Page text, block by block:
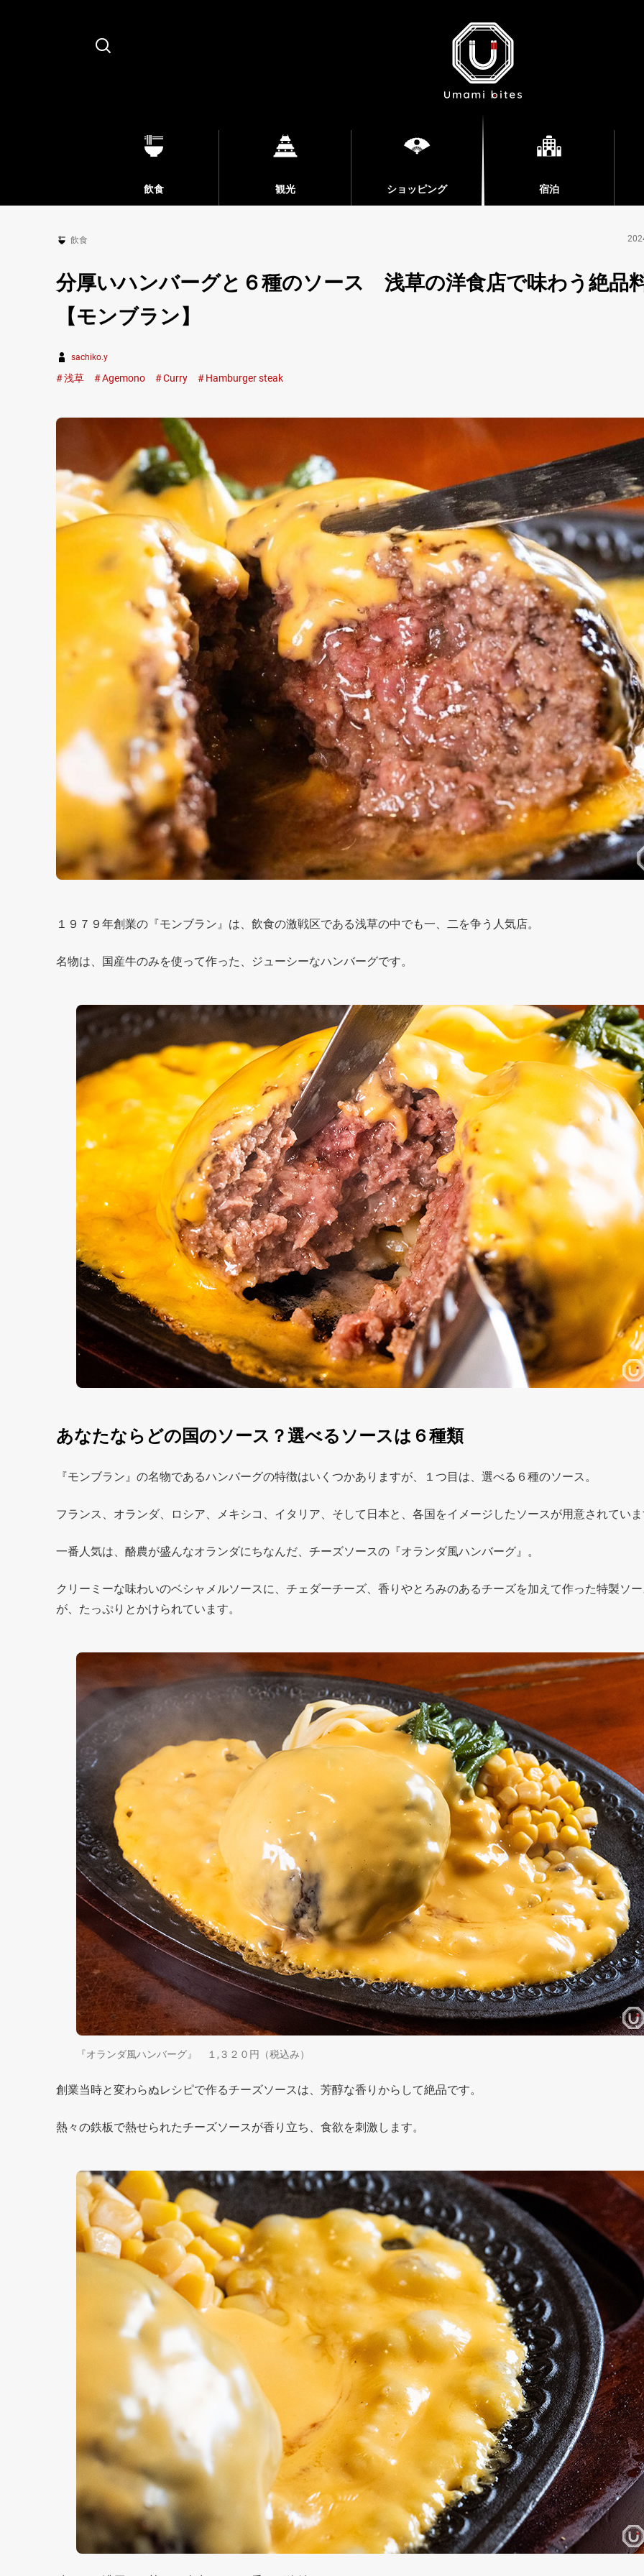
Search
飲食 観光 ショッピング 宿泊
飲食
分厚いハンバーグと６種のソース 浅草の洋食店で味わう絶品
【モンブラン】
sachiko.y
浅草 Agemono Curry Hamburger steak
１９７９年創業の『モンブラン』は、飲食の激戦区である浅草の中でも一、二を争う人気店。
名物は、国産牛のみを使って作った、ジューシーなハンバーグです。
あなたならどの国のソース？選べるソースは６種類
『モンブラン』の名物であるハンバーグの特徴はいくつかありますが、１つ目は、選べる６種のソース。
フランス、オランダ、ロシア、メキシコ、イタリア、そして日本と、各国をイメージしたソースが用意されてい
一番人気は、酪農が盛んなオランダにちなんだ、チーズソースの『オランダ風ハンバーグ』。
クリーミーな味わいのベシャメルソースに、チェダーチーズ、香りやとろみのあるチーズを加えて作った特製ソ
が、たっぷりとかけられています。
『オランダ風ハンバーグ』 １,３２０円（税込み）
創業当時と変わらぬレシピで作るチーズソースは、芳醇な香りからして絶品です。
熱々の鉄板で熱せられたチーズソースが香り立ち、食欲を刺激します。